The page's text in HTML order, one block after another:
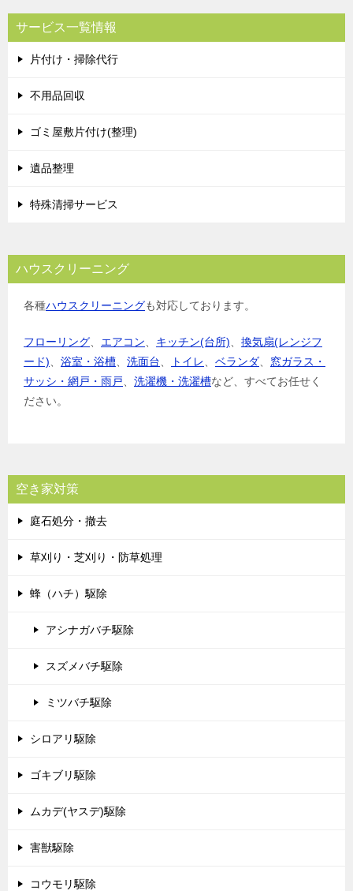
サービス一覧情報
片付け・掃除代行
不用品回収
ゴミ屋敷片付け(整理)
遺品整理
特殊清掃サービス
ハウスクリーニング
各種ハウスクリーニングも対応しております。
フローリング エアコン キッチン(台所)
換気扇(レンジフ
ード)
浴室・浴槽 洗面台 トイレ ベランダ
窓ガラス・
サッシ・網戸・雨戸
洗濯機・洗濯槽など、すべてお任せく
ださい。
空き家対策
庭石処分・撤去
草刈り・芝刈り・防草処理
蜂（ハチ）駆除
アシナガバチ駆除
スズメバチ駆除
ミツバチ駆除
シロアリ駆除
ゴキブリ駆除
ムカデ(ヤスデ)駆除
害獣駆除
コウモリ駆除